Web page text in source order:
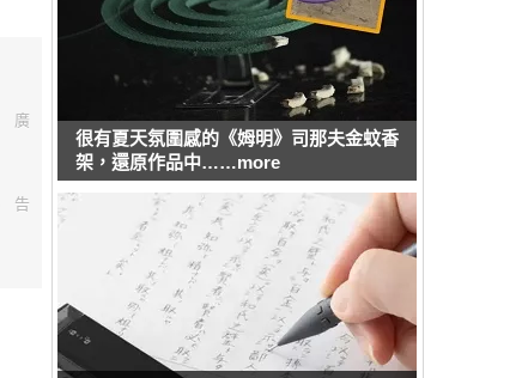
廣
告
很有夏天氛圍感的《姆明》司那夫金蚊香
架，還原作品中……more